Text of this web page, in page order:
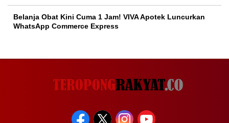
Belanja Obat Kini Cuma 1 Jam! VIVA Apotek Luncurkan
WhatsApp Commerce Express